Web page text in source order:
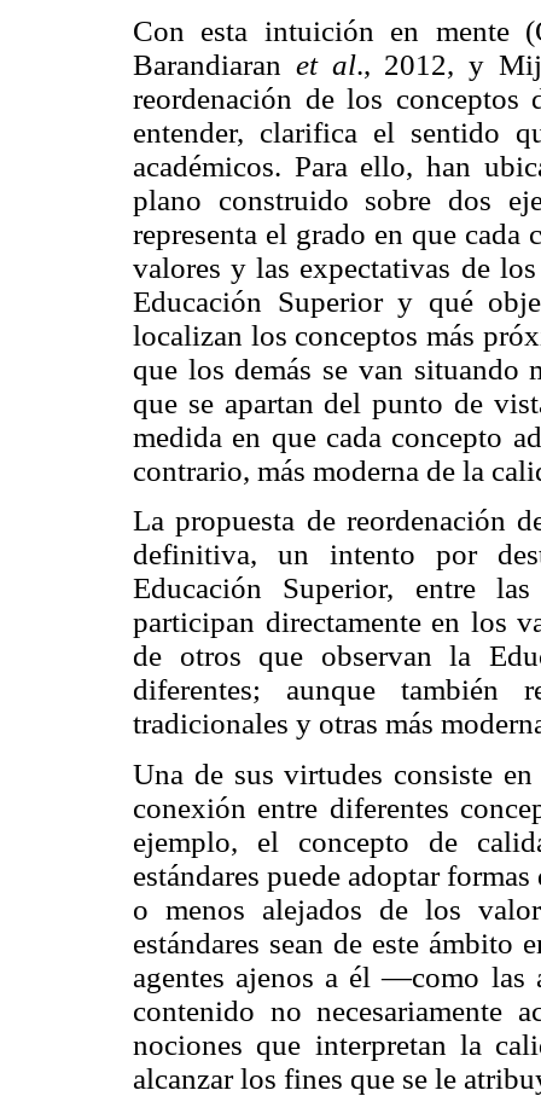
Con esta intuición en mente
Barandiaran et al., 2012, y
reordenación de los
entender, clarifica el sentido
académicos. Para ello, han
plano construido sobre dos
representa el grado en que
valores y las expectativas de
Educación Superior y qué
localizan los conceptos más
que los demás se van situando
que se apartan del punto de
medida en que cada concepto
contrario, más moderna de la
La propuesta de reordenación
definitiva, un intento por
Educación Superior, entre
participan directamente en los
de otros que observan la
diferentes; aunque también
tradicionales y otras más
Una de sus virtudes consiste
conexión entre diferentes
ejemplo, el concepto de
estándares puede adoptar
o menos alejados de los
estándares sean de este ámbito
agentes ajenos a él —como las
contenido no necesariamente
nociones que interpretan la
alcanzar los fines que se le